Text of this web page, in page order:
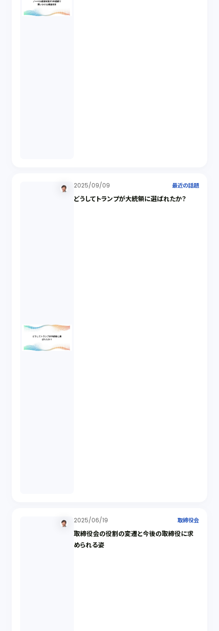
2025/09/09 最近の話題
どうしてトランプが大統領に選ばれたか？
2025/06/19 取締役会
取締役会の役割の変遷と今後の取締役に求
められる姿